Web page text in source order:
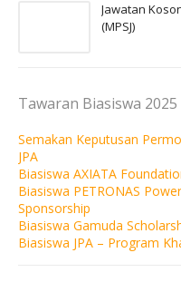
Jawatan
(MPSJ)
Tawaran Biasiswa 2025
Semakan Keputusan
JPA
Biasiswa AXIATA
Biasiswa PETRONAS
Sponsorship
Biasiswa Gamuda
Biasiswa JPA – Program